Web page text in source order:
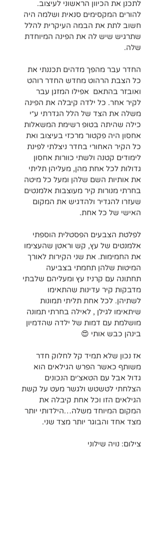
לתכנן את הכיוון הראשוני לעיצוב.
להורים המקסימים סנאית ושלמה היה
חשוב לתת את הבמה העיקרית להלל
שתרגיש שיש לה את הפינה המיוחדת
שלה.
החדר עבר מהפך מדהים תכננתי את
כל הצבת הרהוט מחדש החדר רוהט
ואובזר בהתאם  אפילו המזגן עבר
לקיר אחר. כל ילדה קיבלה את הפינה
משלה את הצד של הלל הגדרתי ע״י
כילה שהיתה בטופ רשימת המשאלות
אחסון היה פקטור מרכזי בעיצוב ואת
כל הקיר האחורי בחדר ניצלתי לפינת
לימודים קטנה ולשתי כוורות אחסון
גדולות לכל אחת מהן, מעליהן תליתי
את אותיות השם שלהן ומעל כל מיטה
בחרתי מנורות קיר מעוצבות אלמנטים
שעזרו להגדיר ולהדגיש את המקום
האישי של כל אחת.
לפלטת הצבעים הפסטלית הוספתי
אלמנטים של עץ, קש וראטן שהעצימו
את החמימות. את שני הקירות לאורך
המיטות שלהן תחמתי בצביעה
תחתונה עם קרניז עץ ומעליהם שלבתי
מדבקות קיר עדינות שהתאימו
לשתיהן. לכל אחת תליתי תמונות
שיתאימו לגילן , לאילה בחרתי תמונה
מושלמת עם דמות של ילדה שהדמיון
בינהן כבש אותי 😍
אז נכון שלא תמיד קל לחלוק חדר
משותף כאשר הפרש הגילאים הוא
גדול אבל עם הטאצ׳ים הנכונים
הצלחתי לטשטש ולגשר מעט על קשת
הגילאים הזו וכל אחת קיבלה את
המקום המיוחד משלה…הילדותי יותר
מצד אחד והבוגר יותר מצד שני.
צילום: נויה שילוני